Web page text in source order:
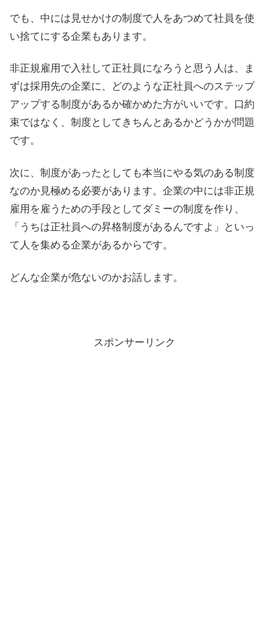
でも、中には見せかけの制度で人をあつめて社員を使
い捨てにする企業もあります。
非正規雇用で入社して正社員になろうと思う人は、ま
ずは採用先の企業に、どのような正社員へのステップ
アップする制度があるか確かめた方がいいです。口約
束ではなく、制度としてきちんとあるかどうかが問題
です。
次に、制度があったとしても本当にやる気のある制度
なのか見極める必要があります。企業の中には非正規
雇用を雇うための手段としてダミーの制度を作り、
「うちは正社員への昇格制度があるんですよ」といっ
て人を集める企業があるからです。
どんな企業が危ないのかお話します。
スポンサーリンク